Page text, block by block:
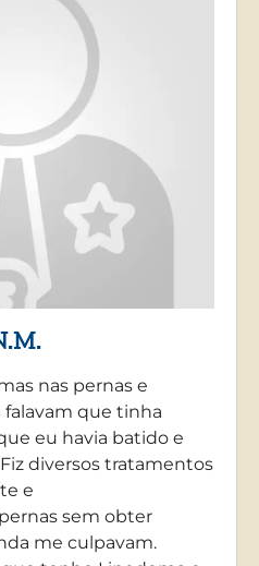
nas pernas e
que tinha
eu havia batido e
diversos tratamentos
e
sem obter
me culpavam.